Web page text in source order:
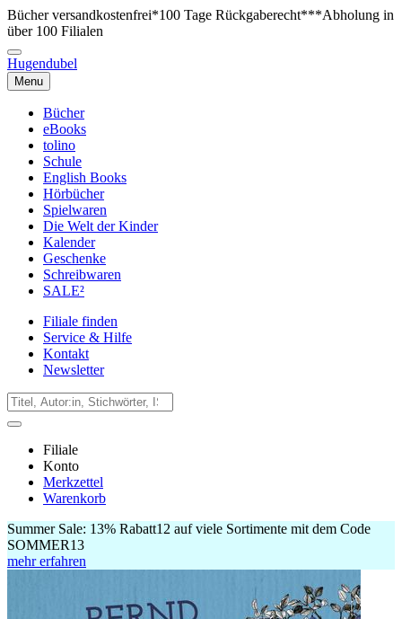
Bücher versandkostenfrei*100 Tage Rückgaberecht***Abholung in
über 100 Filialen
Hugendubel
Menu
Bücher
eBooks
tolino
Schule
English Books
Hörbücher
Spielwaren
Die Welt der Kinder
Kalender
Geschenke
Schreibwaren
SALE²
Filiale finden
Service & Hilfe
Kontakt
Newsletter
Filiale
Konto
Merkzettel
Warenkorb
Summer Sale: 13% Rabatt12 auf viele Sortimente mit dem Code
SOMMER13
mehr erfahren